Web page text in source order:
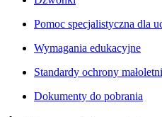
Pomoc specjalistyczna dla
Wymagania edukacyjne
Standardy ochrony
Dokumenty do pobrania